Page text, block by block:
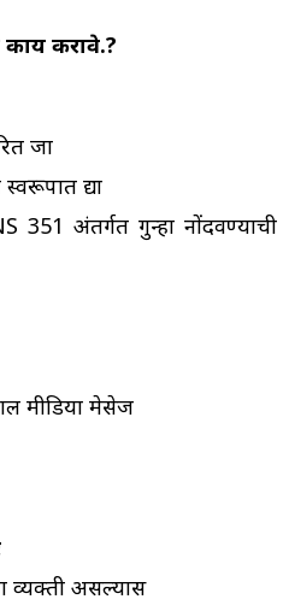
काय करावे.?
जा
द्या
अंतर्गत गुन्हा नोंदवण्याची
मीडिया मेसेज
व्यक्ती असल्यास